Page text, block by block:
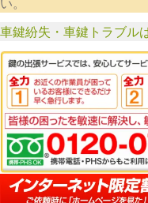
い。
車鍵紛失・車鍵トラブル